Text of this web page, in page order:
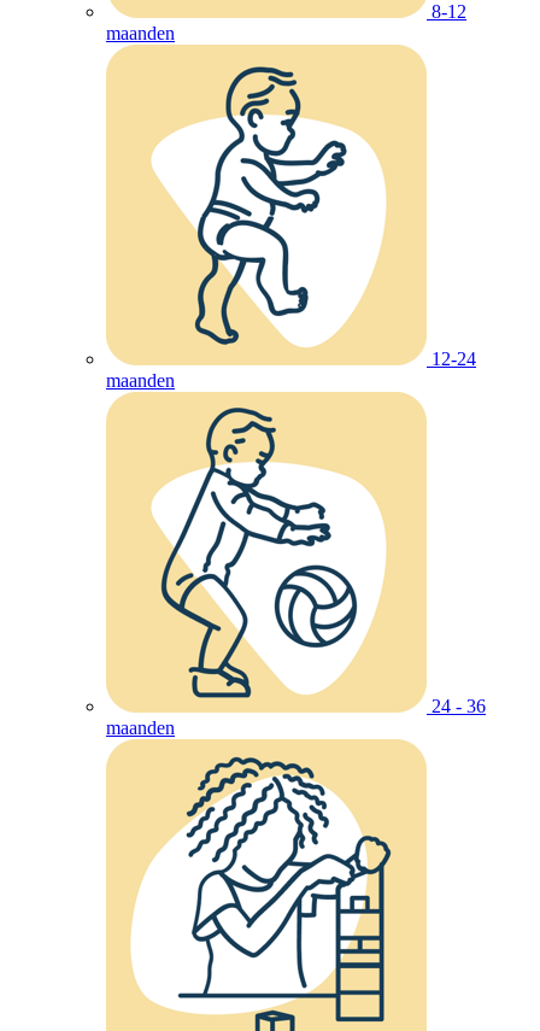
8-12
maanden
12-24
maanden
24 - 36
maanden